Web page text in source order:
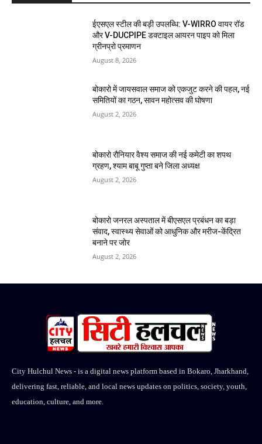
ईएसएल स्टील की बड़ी उपलब्धि: V-WIRRO वायर रॉड
और V-DUCPIPE डक्टाइल आयरन पाइप को मिला
ग्रीनप्रो प्रमाणन
August 8, 2026
बोकारो में जायसवाल समाज को एकजुट करने की पहल, नई
समितियों का गठन, सावन महोत्सव की घोषणा
August 2, 2026
बोकारो रौनियार वैश्य समाज की नई कमेटी का शपथ
ग्रहण, श्याम बाबू गुप्ता बने जिला अध्यक्ष
August 2, 2026
बोकारो जनरल अस्पताल में बीएसएल प्रबंधन का बड़ा
संवाद, स्वास्थ्य सेवाओं को आधुनिक और मरीज-केंद्रित
बनाने पर जोर
August 2, 2026
City Hulchul News - is a digital news platform based in Bokaro, Jharkhand,
delivering fast, reliable, and local news updates on politics, society, youth,
education, culture, and more.